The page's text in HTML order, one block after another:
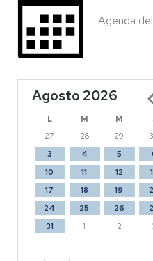
Agenda
Agosto 2026
L M M
27
28 29
3
4 5
10
11 12
17
18 19
24
25 26
31
1 2